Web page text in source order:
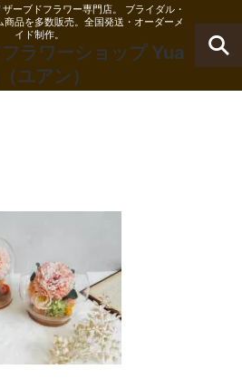
ーブドフラワー専門店。 ブライダル・
商品を多数販売。全国発送・オーダーメ
イド制作。
ラワーショップ Yua
ユアン）